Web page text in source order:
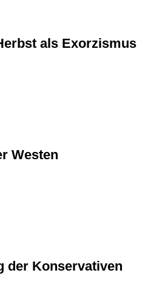
als Exorzismus
Westen
der Konservativen